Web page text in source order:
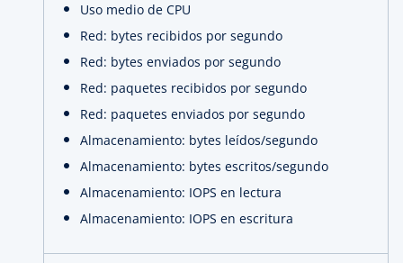
Uso medio de CPU
Red: bytes recibidos por segundo
Red: bytes enviados por segundo
Red: paquetes recibidos por segundo
Red: paquetes enviados por segundo
Almacenamiento: bytes leídos/segundo
Almacenamiento: bytes escritos/segundo
Almacenamiento: IOPS en lectura
Almacenamiento: IOPS en escritura